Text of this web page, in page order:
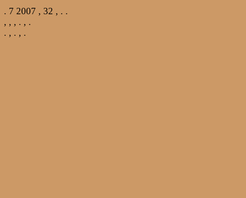
. 7 2007 , 32 , . .
, , , . , .
. , . , .